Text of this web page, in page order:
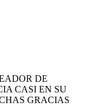
DE
CASI EN SU
GRACIAS